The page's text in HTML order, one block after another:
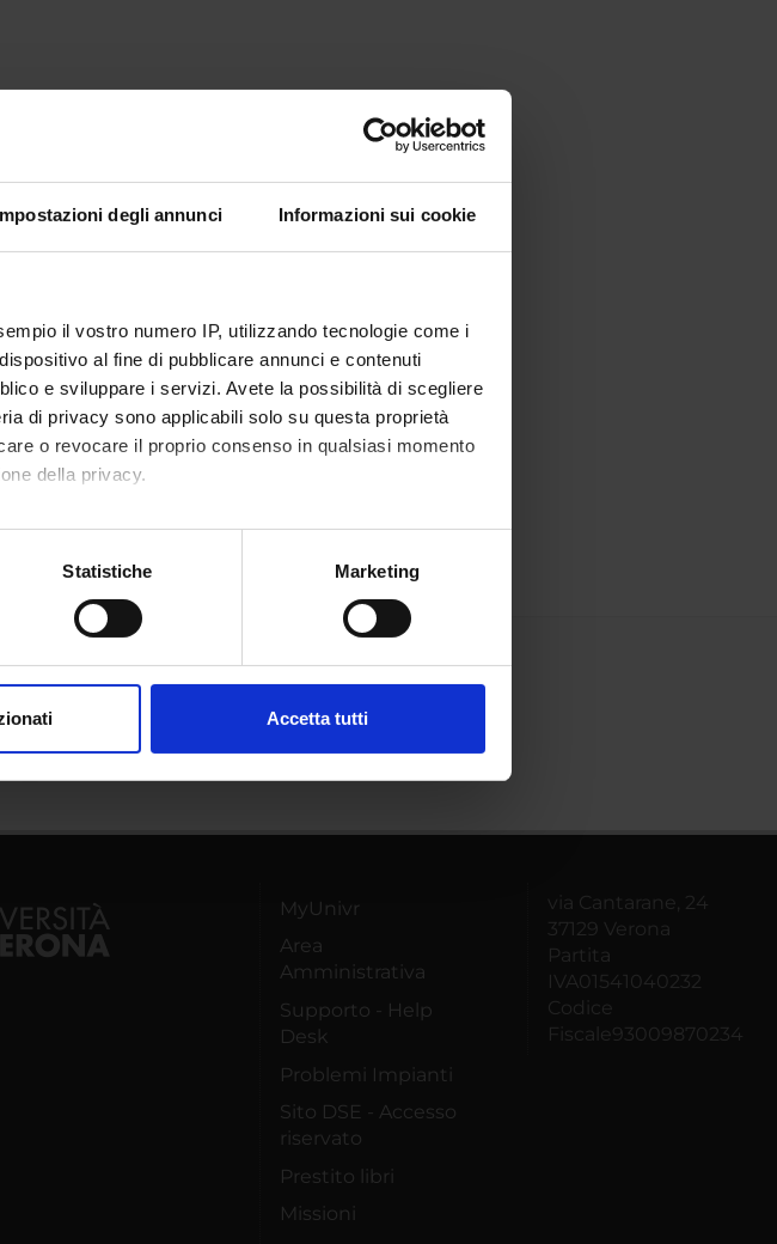
degli annunci Informazioni sui cookie
il vostro numero IP, utilizzando tecnologie come i
al fine di pubblicare annunci e contenuti
e sviluppare i servizi. Avete la possibilità di scegliere
di privacy sono applicabili solo su questa proprietà
o revocare il proprio consenso in qualsiasi momento
della privacy.
un'approssimazione di qualche metro,
sui cookie.
Statistiche Marketing
Accetta tutti
MyUnivr
Area
Amministrativa
Supporto - Help
Desk
Problemi Impianti
Sito DSE - Accesso
riservato
Prestito libri
Missioni
via Cantarane, 24
37129 Verona
Partita
IVA01541040232
Codice
Fiscale93009870234